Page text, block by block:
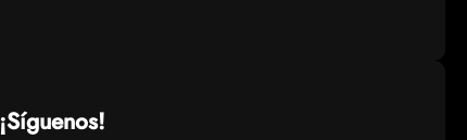
¡Síguenos!